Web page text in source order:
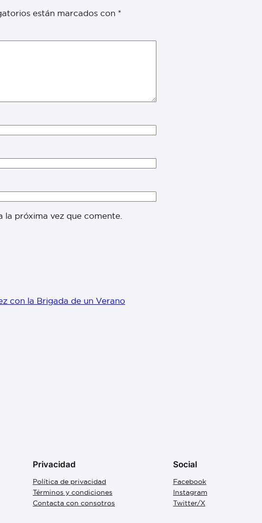
están marcados con *
próxima vez que comente.
con la Brigada de un Verano
Privacidad
Política de privacidad
Términos y condiciones
Contacta con consotros
Social
Facebook
Instagram
Twitter/X